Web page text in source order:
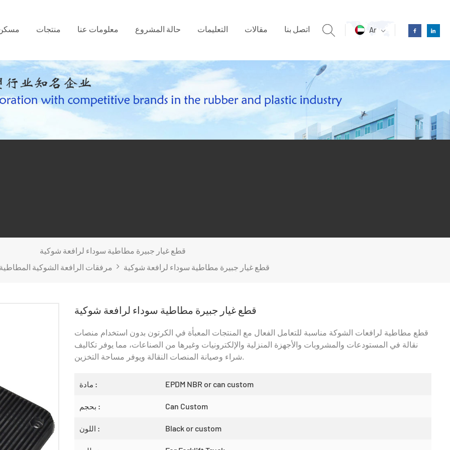
Ar منتجات معلومات عنا حالة المشروع التعليمات مقالات اتصل بنا
قطع غيار جبيرة مطاطية سوداء لرافعة شوكية
مرفقات الرافعة الشوكية
قطع غيار جبيرة مطاطية سوداء لرافعة شوكية
قطع غيار جبيرة مطاطية سوداء لرافعة شوكية
قطع مطاطية لرافعات الشوكة مناسبة للتعامل الفعال مع المنتجات المعبأة في الكرتون بدون استخدام منصات
نقالة في المستودعات والمشروبات والأجهزة المنزلية والإلكترونيات وغيرها من الصناعات، مما يوفر تكاليف
شراء وصيانة المنصات النقالة ويوفر مساحة التخزين.
مادة : EPDM NBR or can custom
بحجم : Can Custom
اللون : Black or custom